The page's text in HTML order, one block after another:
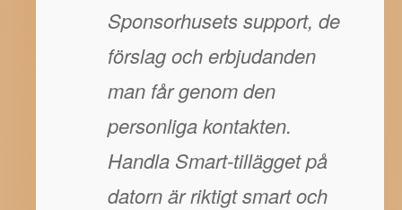
Sponsorhusets support, de
förslag och erbjudanden
man får genom den
personliga kontakten.
Handla Smart-tillägget på
datorn är riktigt smart och